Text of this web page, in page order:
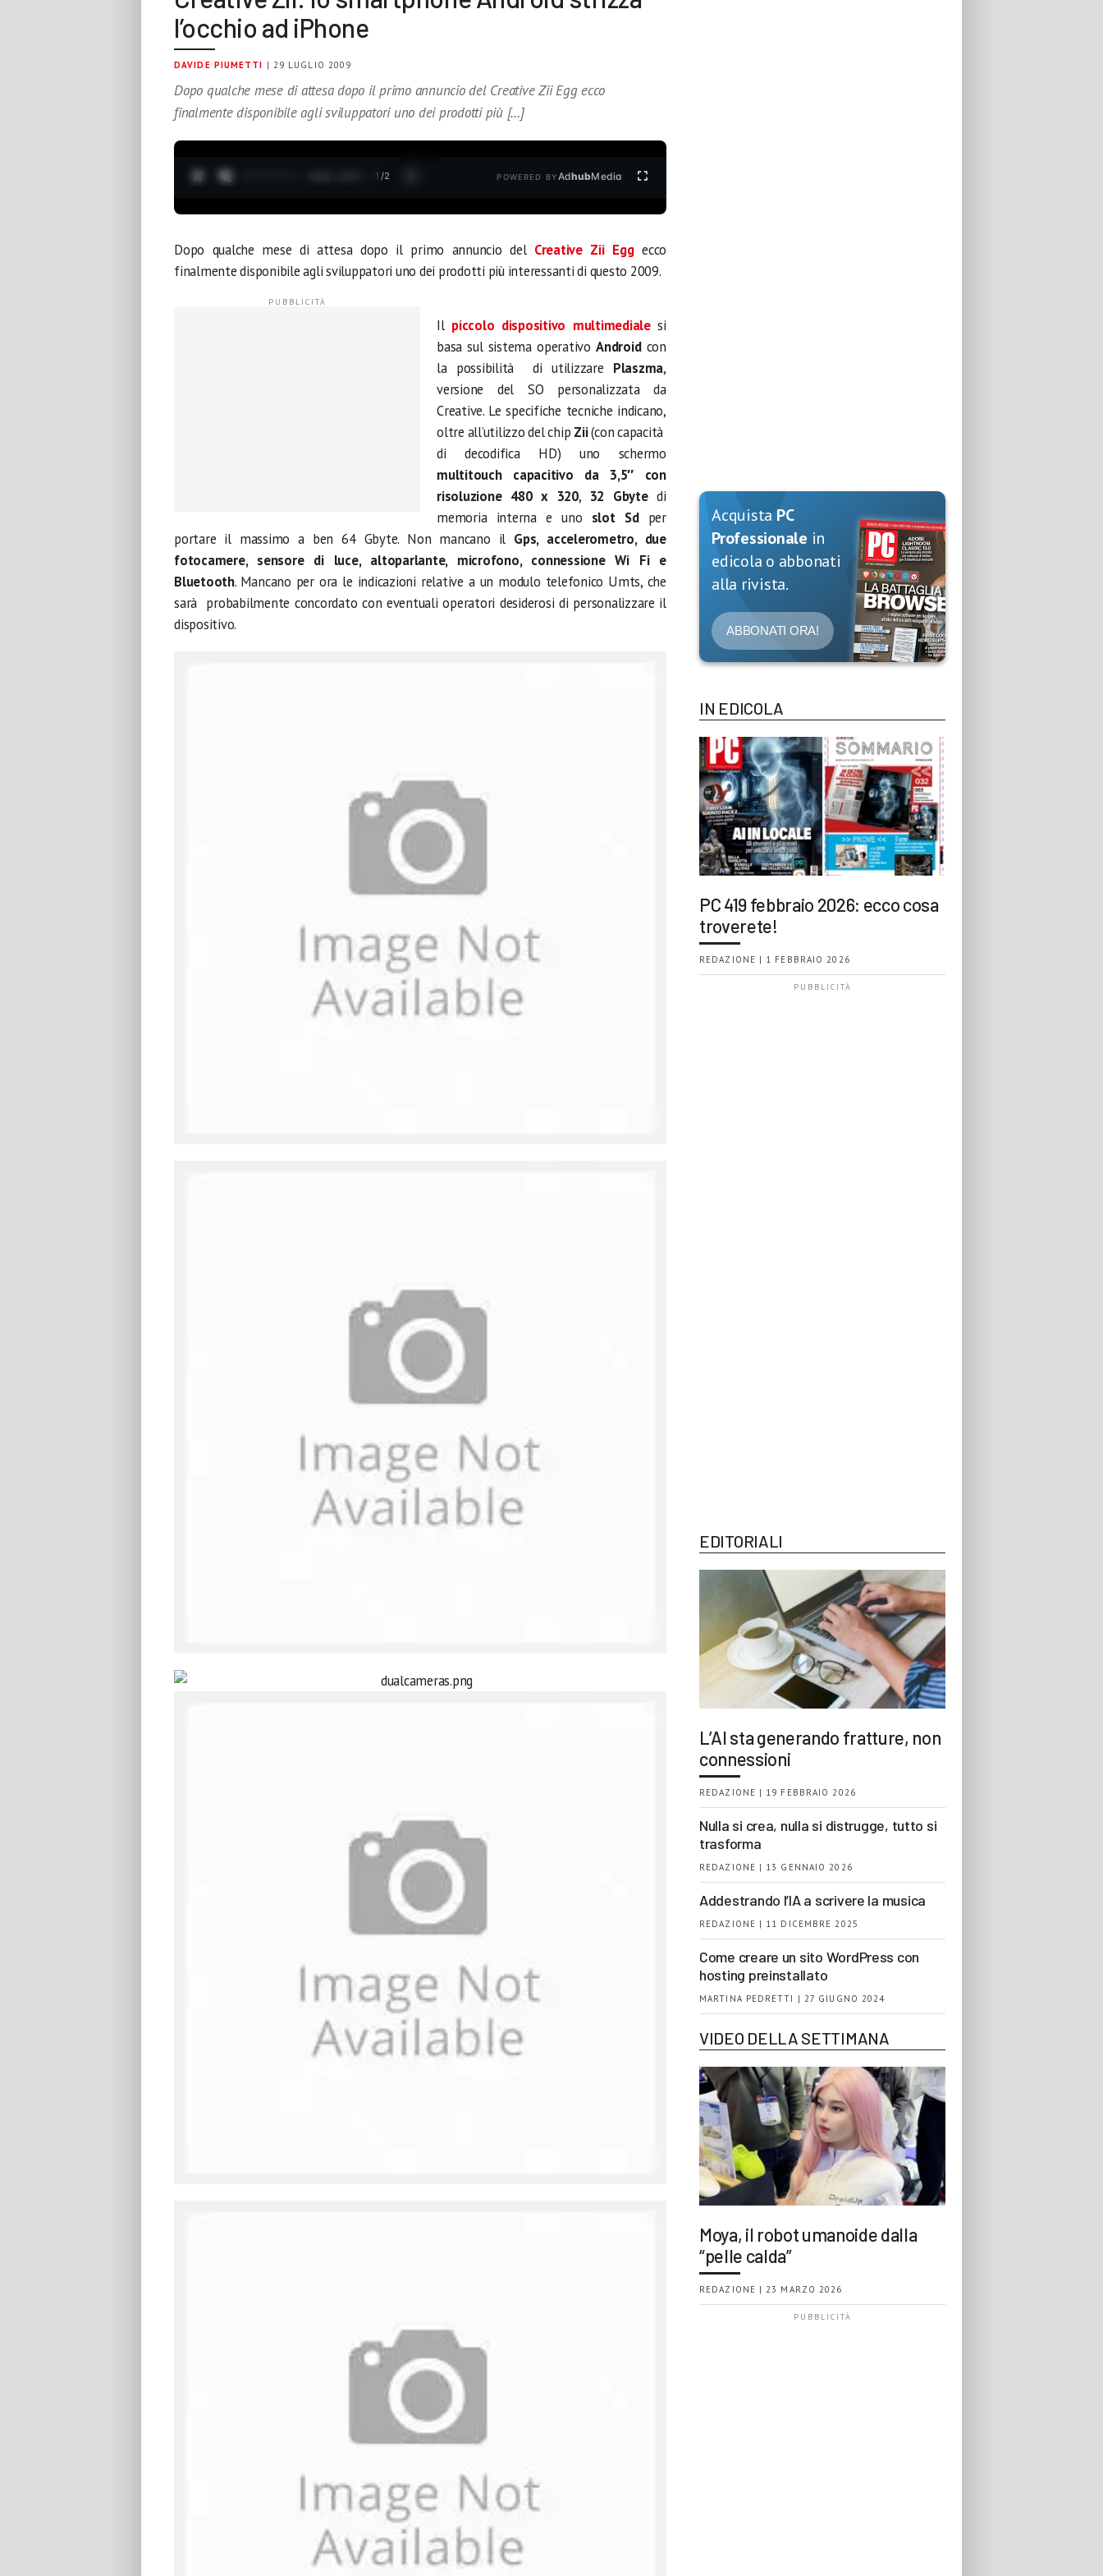
l’occhio ad iPhone
DAVIDE PIUMETTI | 29 LUGLIO 2009
Dopo qualche mese di attesa dopo il primo annuncio del Creative Zii Egg ecco
finalmente disponibile agli sviluppatori uno dei prodotti più […]
1 /2 POWERED BYAdhubMedia
Dopo qualche mese di attesa dopo il primo annuncio del Creative Zii Eggecco
finalmente disponibile agli sviluppatori uno dei prodotti più interessanti di questo 2009.
Il piccolo dispositivo multimedialesi
basa sul sistema operativoAndroid con
la possibilità di utilizzare Plaszma,
versione del SO personalizzata da
Creative. Le specifiche tecniche indicano,
oltre all’utilizzo del chip Zii(con capacità
di decodifica HD) uno schermo
multitouch capacitivo da 3,5″ con
risoluzione 480 x 320, 32 Gbytedi
memoria interna e uno slot Sd per
portare il massimo a ben 64 Gbyte. Non mancano il Gps, accelerometro, due
fotocamere, sensore di luce, altoparlante, microfono, connessione Wi Fi e
Bluetooth. Mancano per ora le indicazioni relative a un modulo telefonico Umts, che
sarà probabilmente concordato con eventuali operatori desiderosi di personalizzare il
dispositivo.
Acquista PC
Professionale in
edicola o abbonati
alla rivista.
ABBONATI ORA!
IN EDICOLA
PC 419 febbraio 2026: ecco cosa
troverete!
REDAZIONE | 1 FEBBRAIO 2026
EDITORIALI
L’AI sta generando fratture, non
connessioni
REDAZIONE | 19 FEBBRAIO 2026
Nulla si crea, nulla si distrugge, tutto si
trasforma
REDAZIONE | 13 GENNAIO 2026
Addestrando l’IA a scrivere la musica
REDAZIONE | 11 DICEMBRE 2025
Come creare un sito WordPress con
hosting preinstallato
MARTINA PEDRETTI | 27 GIUGNO 2024
VIDEO DELLA SETTIMANA
Moya, il robot umanoide dalla
“pelle calda”
REDAZIONE | 23 MARZO 2026